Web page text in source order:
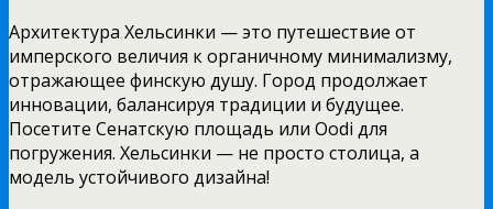
Архитектура Хельсинки — это путешествие от
имперского величия к органичному минимализму,
отражающее финскую душу. Город продолжает
инновации, балансируя традиции и будущее.
Посетите Сенатскую площадь или Oodi для
погружения. Хельсинки — не просто столица, а
модель устойчивого дизайна!